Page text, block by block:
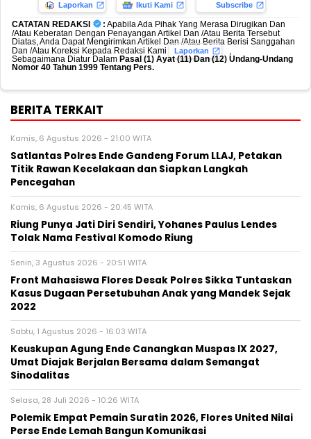
Laporkan Ikuti Kami Subscribe
CATATAN REDAKSI : Apabila Ada Pihak Yang Merasa Dirugikan Dan
/Atau Keberatan Dengan Penayangan Artikel Dan /Atau Berita Tersebut
Diatas, Anda Dapat Mengirimkan Artikel Dan /Atau Berita Berisi Sanggahan
Dan /Atau Koreksi Kepada Redaksi Kami
Laporkan
,
Sebagaimana Diatur Dalam Pasal (1) Ayat (11) Dan (12) Undang-Undang
Nomor 40 Tahun 1999 Tentang Pers.
BERITA TERKAIT
Kamis, 6 Agustus 2026 - 21:00 WITA
Satlantas Polres Ende Gandeng Forum LLAJ, Petakan
Titik Rawan Kecelakaan dan Siapkan Langkah
Pencegahan
Kamis, 6 Agustus 2026 - 20:45 WITA
Riung Punya Jati Diri Sendiri, Yohanes Paulus Lendes
Tolak Nama Festival Komodo Riung
Senin, 3 Agustus 2026 - 20:51 WITA
Front Mahasiswa Flores Desak Polres Sikka Tuntaskan
Kasus Dugaan Persetubuhan Anak yang Mandek Sejak
2022
Sabtu, 1 Agustus 2026 - 16:03 WITA
Keuskupan Agung Ende Canangkan Muspas IX 2027,
Umat Diajak Berjalan Bersama dalam Semangat
Sinodalitas
Selasa, 28 Juli 2026 - 10:26 WITA
Polemik Empat Pemain Suratin 2026, Flores United Nilai
Perse Ende Lemah Bangun Komunikasi